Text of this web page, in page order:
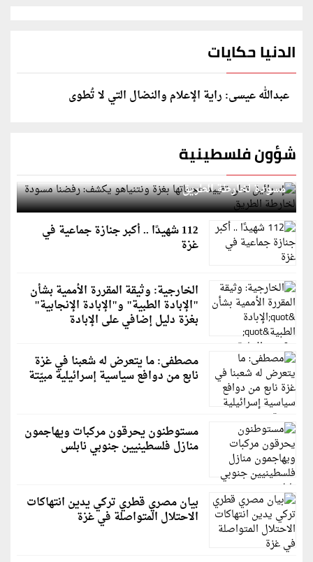
الدنيا حكايات
عبدالله عيسى: راية الإعلام والنضال التي لا تُطوى
شؤون فلسطينية
إسرائيل تعلن تقييد هجماتها بغزة ونتنياهو يكشف: رفضنا
مسودة لخارطة الطريق
112 شهيدًا .. أكبر جنازة جماعية في
غزة
الخارجية: وثيقة المقررة الأممية بشأن
"الإبادة الطبية" و"الإبادة الإنجابية"
بغزة دليل إضافي على الإبادة
مصطفى: ما يتعرض له شعبنا في غزة
نابع من دوافع سياسية إسرائيلية مبيّتة
مستوطنون يحرقون مركبات ويهاجمون
منازل فلسطينيين جنوبي نابلس
بيان مصري قطري تركي يدين انتهاكات
الاحتلال المتواصلة في غزة